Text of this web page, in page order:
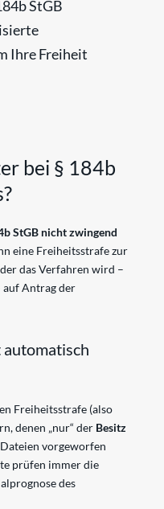
StGB
Ihre Freiheit
bei § 184b
StGB nicht zwingend
eine Freiheitsstrafe zur
das Verfahren wird –
auf Antrag der
Freiheitsstrafe (also
denen „nur“ der Besitz
vorgeworfen
prüfen immer die
des